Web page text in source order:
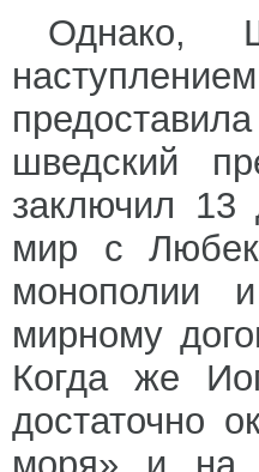
Однако,
шведский
заключил 13
мир с
монополии
мирному
Когда же
достаточно